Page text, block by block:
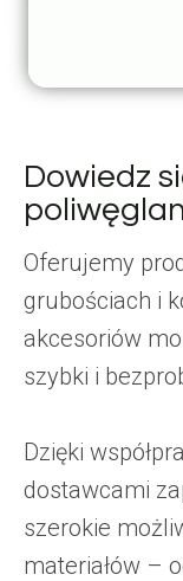
Dowiedz
Oferujemy
grubościach i
akcesoriów
szybki i
Dzięki
dostawcami
szerokie
materiałów –